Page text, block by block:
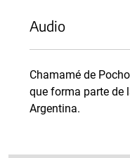
Audio
Chamamé de
que forma parte de
Argentina.